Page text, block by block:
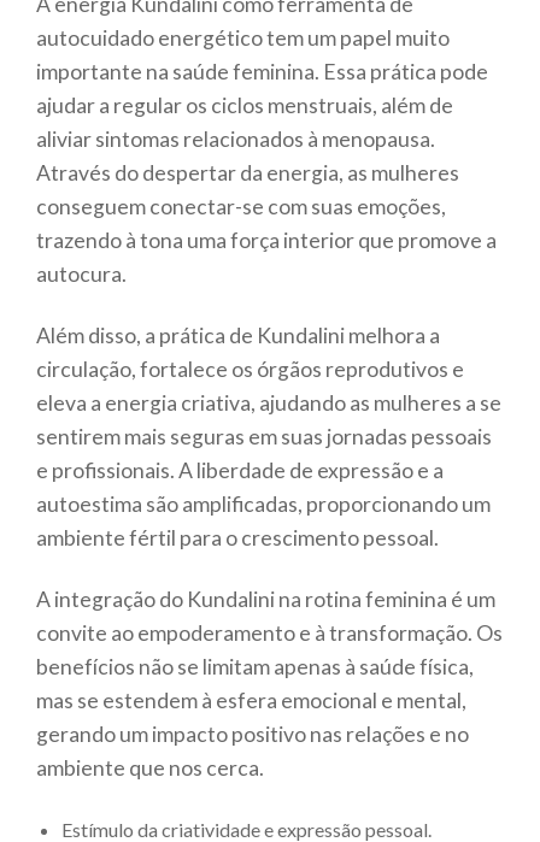
autocuidado energético tem um papel muito
importante na saúde feminina. Essa prática pode
ajudar a regular os ciclos menstruais, além de
aliviar sintomas relacionados à menopausa.
Através do despertar da energia, as mulheres
conseguem conectar-se com suas emoções,
trazendo à tona uma força interior que promove a
autocura.
Além disso, a prática de Kundalini melhora a
circulação, fortalece os órgãos reprodutivos e
eleva a energia criativa, ajudando as mulheres a se
sentirem mais seguras em suas jornadas pessoais
e profissionais. A liberdade de expressão e a
autoestima são amplificadas, proporcionando um
ambiente fértil para o crescimento pessoal.
A integração do Kundalini na rotina feminina é um
convite ao empoderamento e à transformação. Os
benefícios não se limitam apenas à saúde física,
mas se estendem à esfera emocional e mental,
gerando um impacto positivo nas relações e no
ambiente que nos cerca.
Estímulo da criatividade e expressão pessoal.